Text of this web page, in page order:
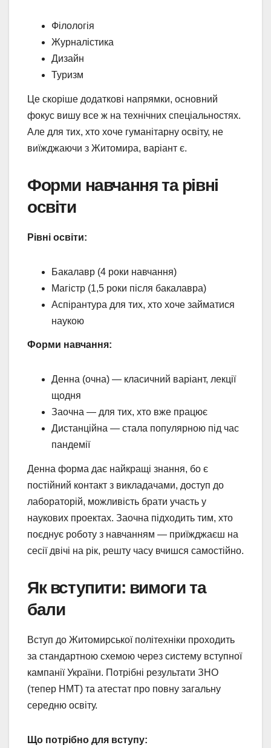
Філологія
Журналістика
Дизайн
Туризм
Це скоріше додаткові напрямки, основний
фокус вишу все ж на технічних спеціальностях.
Але для тих, хто хоче гуманітарну освіту, не
виїжджаючи з Житомира, варіант є.
Форми навчання та рівні
освіти
Рівні освіти:
Бакалавр (4 роки навчання)
Магістр (1,5 роки після бакалавра)
Аспірантура для тих, хто хоче займатися
наукою
Форми навчання:
Денна (очна) — класичний варіант, лекції
щодня
Заочна — для тих, хто вже працює
Дистанційна — стала популярною під час
пандемії
Денна форма дає найкращі знання, бо є
постійний контакт з викладачами, доступ до
лабораторій, можливість брати участь у
наукових проектах. Заочна підходить тим, хто
поєднує роботу з навчанням — приїжджаєш на
сесії двічі на рік, решту часу вчишся самостійно.
Як вступити: вимоги та
бали
Вступ до Житомирської політехніки проходить
за стандартною схемою через систему вступної
кампанії України. Потрібні результати ЗНО
(тепер НМТ) та атестат про повну загальну
середню освіту.
Що потрібно для вступу: